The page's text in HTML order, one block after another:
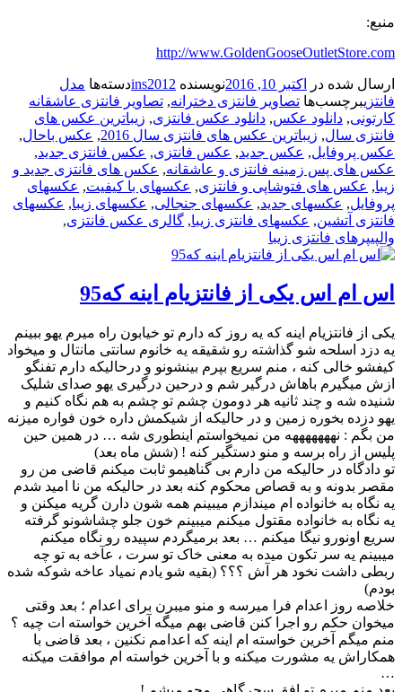
منبع:
http://www.GoldenGooseOutletStore.com
ارسال شده در اکتبر 10, 2016 نویسنده ins2012دسته‌ها مدل
فانتزیبرچسب‌ها تصاویر فانتزی دخترانه, تصاویر فانتزی عاشقانه
کارتونی, دانلود عکس, دانلود عکس فانتزی, زیباترین عکس های
فانتزی سال, زیباترین عکس های فانتزی سال 2016 , عکس باحال,
عکس پروفایل, عکس جدید, عکس فانتزی, عکس فانتزی جدید,
عکس های پس زمینه فانتزی و عاشقانه, عکس های فانتزی جدید و
زیبا, عکس های فتوشاپی و فانتزی, عکسهای با کیفیت, عکسهای
پروفایل, عکسهای جدید, عکسهای جنجالی, عکسهای زیبا, عکسهای
فانتزی آتشین, عکسهای فانتزی زیبا, گالری عکس فانتزی,
والپیپرهای فانتزی زیبا
اس ام اس یکی‌ از فانتزیام اینه که95
یکی از فانتزیام اینه که یه روز که دارم تو خیابون راه میرم یهو ببینم
یه دزد اسلحه شو گذاشته رو شقیقه یه خانوم سانتی مانتال و میخواد
کیفشو خالی کنه ، منم سریع بپرم بینشونو و درحالیکه دارم تفنگو
ازش میگیرم باهاش درگیر شم و درحین درگیری یهو صدای شلیک
شنیده شه و چند ثانیه هر دومون چشم تو چشم به هم نگاه کنیم و
یهو دزده بخوره زمین و در حالیکه از شیکمش داره خون فواره میزنه
من بگم : نهههههههه من نمیخواستم اینطوری شه … در همین حین
پلیس از راه برسه و منو دستگیر کنه ! (شش ماه بعد)
تو دادگاه در حالیکه من دارم بی گناهیمو ثابت میکنم قاضی من رو
مقصر بدونه و به قصاص محکوم کنه بعد در حالیکه من نا امید شدم
یه نگاه به خانواده ام میندازم میبینم همه شون دارن گریه میکنن و
یه نگاه به خانواده مقتول میکنم میبینم خون جلو چشاشونو گرفته
سریع اونورو نیگا میکنم … بعد برمیگردم سپیده رو نگاه میکنم
میبینم یه سر تکون میده به معنی خاک تو سرت ، عآخه به تو چه
ربطی داشت نخود هر آش ؟؟؟ (بقیه شو یادم نمیاد عاخه شوکه شده
بودم)
خلاصه روز اعدام فرا میرسه و منو میبرن برای اعدام ؛ بعد وقتی
میخوان حکم رو اجرا کنن قاضی بهم میگه آخرین خواسته ات چیه ؟
منم میگم آخرین خواسته ام اینه که اعدامم نکنین ، بعد قاضی با
همکاراش یه مشورت میکنه و با آخرین خواسته ام موافقت میکنه
…